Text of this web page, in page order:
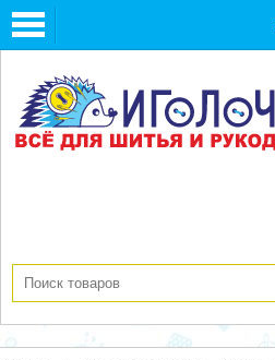
Toggle
navigation